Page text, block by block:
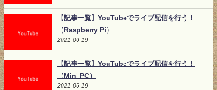
【記事一覧】YouTubeでライブ配信を行う！
（Raspberry Pi）
2021-06-19
【記事一覧】YouTubeでライブ配信を行う！
（Mini PC）
2021-06-19